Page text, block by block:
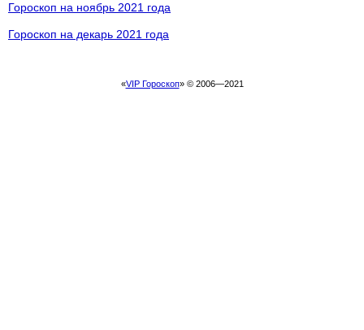
Гороскоп на ноябрь 2021 года
Гороскоп на декарь 2021 года
«VIP Гороскоп» © 2006—2021